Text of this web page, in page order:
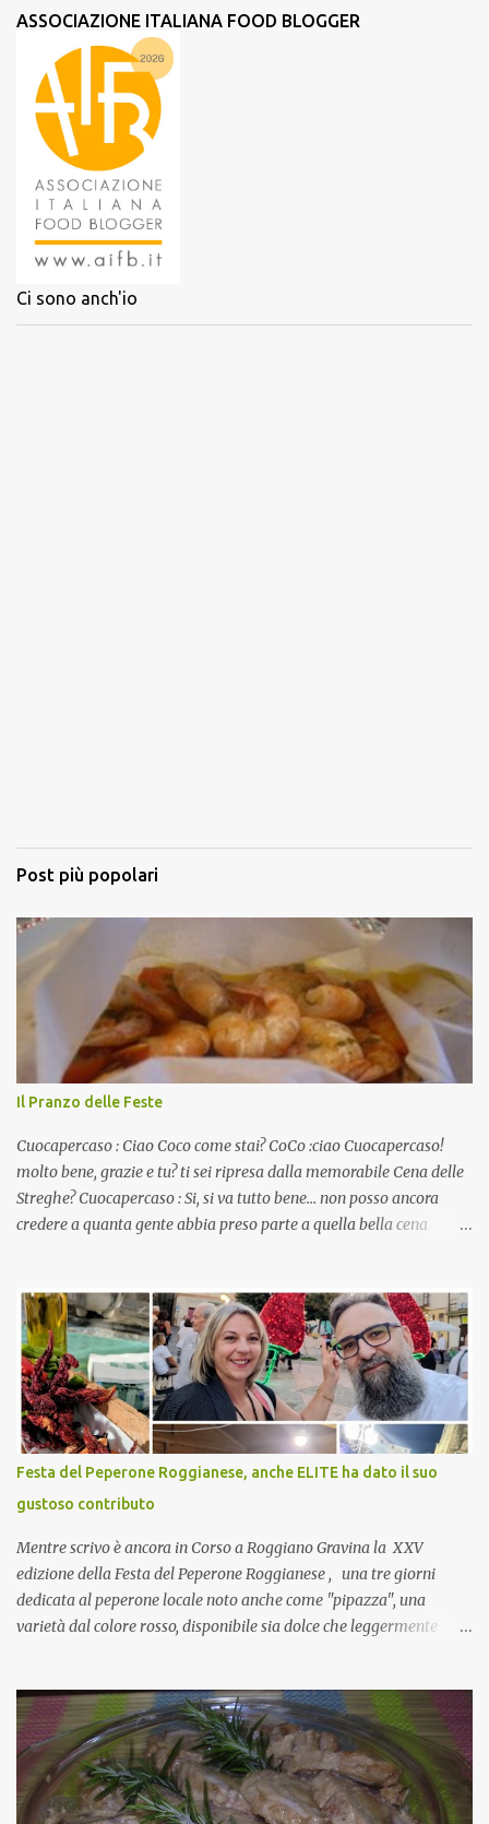
ASSOCIAZIONE ITALIANA FOOD BLOGGER
Ci sono anch'io
Post più popolari
Il Pranzo delle Feste
Cuocapercaso : Ciao Coco come stai? CoCo :ciao Cuocapercaso!
molto bene, grazie e tu? ti sei ripresa dalla memorabile Cena delle
Streghe? Cuocapercaso : Si, si va tutto bene… non posso ancora
credere a quanta gente abbia preso parte a quella bella cena
pranzo, racconta un po'! Perchè io avrò ospiti e cerco degli spunti...
Cuocapercaso : A dire il vero domenica prossima non preparo
nulla perché vado al Pranzo Aziendale di fine anno organizzato dai
mie capi! CoCo : Pranzo aziendale? Una bella idea! Cuocapercaso :
si, è un modo per riunirsi tutti a fine anno e tirare le somme…
naturalmente mangiando tutti insieme, con grande convivialità!
CoCo : è naturale il cibo, come sappiamo bene, funziona spesso da
collante e anche nel lavoro riesce a creare spesso l’ambiente
favorevole per molte belle opportunità, non trovi? Cuocapercaso :
Si, concordo! …addirittura si dice...
Festa del Peperone Roggianese, anche ELITE ha dato il suo
gustoso contributo
Mentre scrivo è ancora in Corso a Roggiano Gravina la XXV
edizione della Festa del Peperone Roggianese , una tre giorni
dedicata al peperone locale noto anche come "pipazza", una
varietà dal colore rosso, disponibile sia dolce che leggermente
(Pat) della Calabria. Un ingrediente versatile in cucina, utilizzato
fresco o essiccato in ricette della tradizione o in piatti innovativi.
Durante la prima serata dell'evento abbiamo avuto prova della
versatilità di questo ingrediente durante il "2° Concorso
Gastronomico di piatti a base di peperone Roggianese" ideato da